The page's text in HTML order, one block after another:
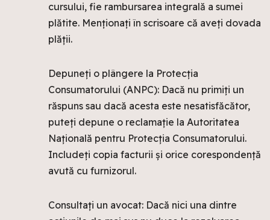
cursului, fie rambursarea integrală a sumei
plătite. Menționați în scrisoare că aveți dovada
plății.
Depuneți o plângere la Protecția
Consumatorului (ANPC): Dacă nu primiți un
răspuns sau dacă acesta este nesatisfăcător,
puteți depune o reclamație la Autoritatea
Națională pentru Protecția Consumatorului.
Includeți copia facturii și orice corespondență
avută cu furnizorul.
Consultați un avocat: Dacă nici una dintre